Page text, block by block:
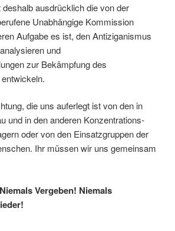
ausdrücklich die von der
Unabhängige Kommission
Aufgabe es ist, den Antiziganismus
und
zur Bekämpfung des
die uns auferlegt ist von den in
und in den anderen Konzentrations-
oder von den Einsatzgruppen der
Ihr müssen wir uns gemeinsam
Vergeben! Niemals